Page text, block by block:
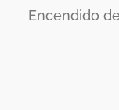
Encendido